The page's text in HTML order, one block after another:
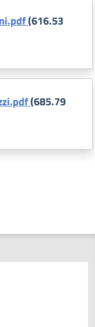
(616.53
(685.79